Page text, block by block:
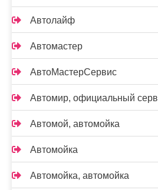
Автолайф
Автомастер
АвтоМастерСервис
Автомир, официальный
Автомой, автомойка
Автомойка
Автомойка, автомойка